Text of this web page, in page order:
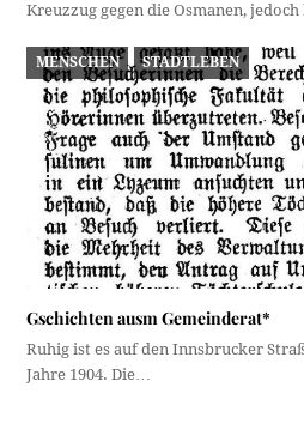
Kreuzzug gegen die Osmanen,
MENSCHEN STADTLEBEN
Gschichten ausm Gemeinderat*
Ruhig ist es auf den Innsbrucker
Jahre 1904. Die…